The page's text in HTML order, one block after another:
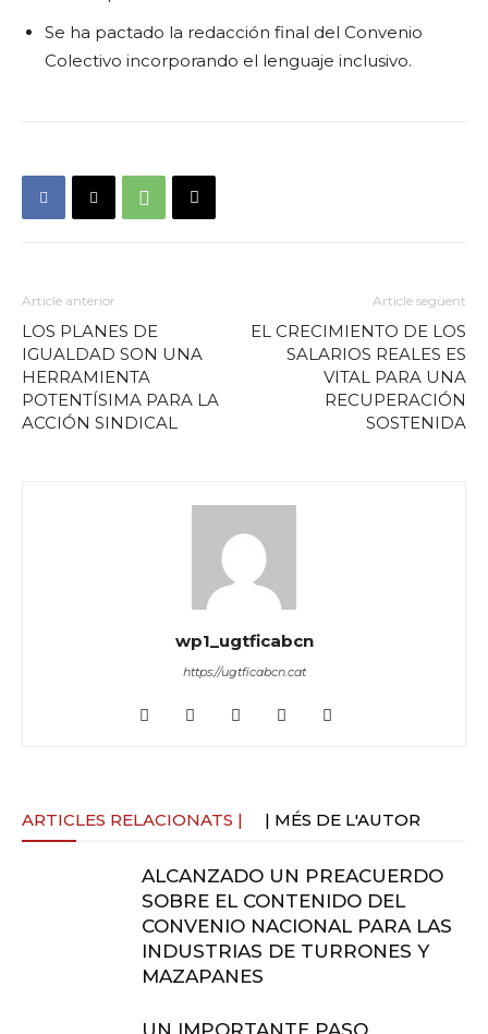
Se ha pactado la redacción final del Convenio
Colectivo incorporando el lenguaje inclusivo.
Article anterior
LOS PLANES DE
IGUALDAD SON UNA
HERRAMIENTA
POTENTÍSIMA PARA LA
ACCIÓN SINDICAL
Article següent
EL CRECIMIENTO DE LOS
SALARIOS REALES ES
VITAL PARA UNA
RECUPERACIÓN
SOSTENIDA
wp1_ugtficabcn
https://ugtficabcn.cat
ARTICLES RELACIONATS | | MÉS DE L'AUTOR
ALCANZADO UN PREACUERDO
SOBRE EL CONTENIDO DEL
CONVENIO NACIONAL PARA LAS
INDUSTRIAS DE TURRONES Y
MAZAPANES
UN IMPORTANTE PASO